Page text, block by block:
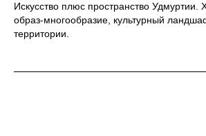
Искусство плюс пространство Удмуртии.
образ-многообразие, культурный
территории.